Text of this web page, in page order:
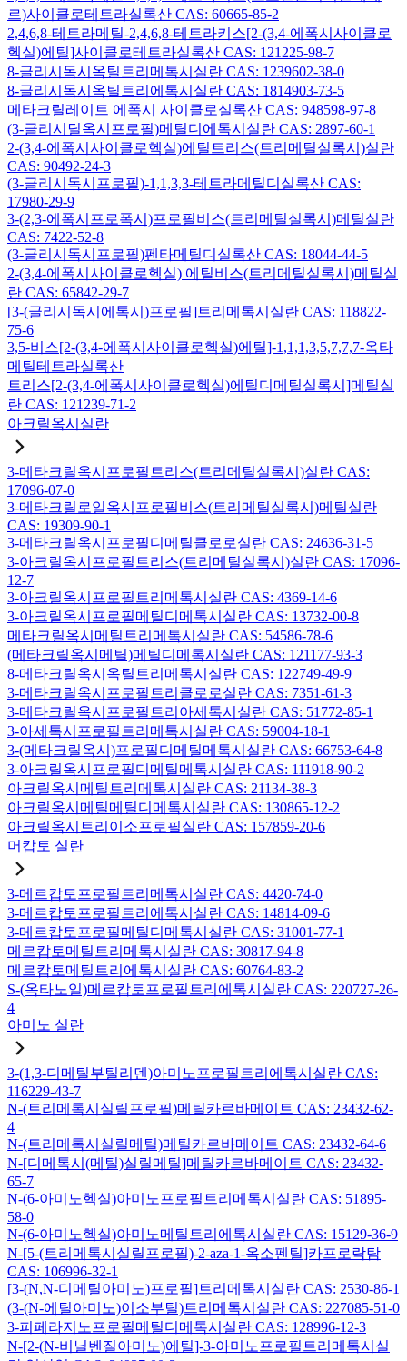
르)사이클로테트라실록산 CAS: 60665-85-2
2,4,6,8-테트라메틸-2,4,6,8-테트라키스[2-(3,4-에폭시사이클로
헥실)에틸]사이클로테트라실록산 CAS: 121225-98-7
8-글리시독시옥틸트리메톡시실란 CAS: 1239602-38-0
8-글리시독시옥틸트리에톡시실란 CAS: 1814903-73-5
메타크릴레이트 에폭시 사이클로실록산 CAS: 948598-97-8
(3-글리시딜옥시프로필)메틸디에톡시실란 CAS: 2897-60-1
2-(3,4-에폭시사이클로헥실)에틸트리스(트리메틸실록시)실란
CAS: 90492-24-3
(3-글리시독시프로필)-1,1,3,3-테트라메틸디실록산 CAS:
17980-29-9
3-(2,3-에폭시프로폭시)프로필비스(트리메틸실록시)메틸실란
CAS: 7422-52-8
(3-글리시독시프로필)펜타메틸디실록산 CAS: 18044-44-5
2-(3,4-에폭시사이클로헥실) 에틸비스(트리메틸실록시)메틸실
란 CAS: 65842-29-7
[3-(글리시독시에톡시)프로필]트리메톡시실란 CAS: 118822-
75-6
3,5-비스[2-(3,4-에폭시사이클로헥실)에틸]-1,1,1,3,5,7,7,7-옥타
메틸테트라실록산
트리스[2-(3,4-에폭시사이클로헥실)에틸디메틸실록시]메틸실
란 CAS: 121239-71-2
아크릴옥시실란
3-메타크릴옥시프로필트리스(트리메틸실록시)실란 CAS:
17096-07-0
3-메타크릴로일옥시프로필비스(트리메틸실록시)메틸실란
CAS: 19309-90-1
3-메타크릴옥시프로필디메틸클로로실란 CAS: 24636-31-5
3-아크릴옥시프로필트리스(트리메틸실록시)실란 CAS: 17096-
12-7
3-아크릴옥시프로필트리메톡시실란 CAS: 4369-14-6
3-아크릴옥시프로필메틸디메톡시실란 CAS: 13732-00-8
메타크릴옥시메틸트리메톡시실란 CAS: 54586-78-6
(메타크릴옥시메틸)메틸디메톡시실란 CAS: 121177-93-3
8-메타크릴옥시옥틸트리메톡시실란 CAS: 122749-49-9
3-메타크릴옥시프로필트리클로로실란 CAS: 7351-61-3
3-메타크릴옥시프로필트리아세톡시실란 CAS: 51772-85-1
3-아세톡시프로필트리메톡시실란 CAS: 59004-18-1
3-(메타크릴옥시)프로필디메틸메톡시실란 CAS: 66753-64-8
3-아크릴옥시프로필디메틸메톡시실란 CAS: 111918-90-2
아크릴옥시메틸트리메톡시실란 CAS: 21134-38-3
아크릴옥시메틸메틸디메톡시실란 CAS: 130865-12-2
아크릴옥시트리이소프로필실란 CAS: 157859-20-6
머캅토 실란
3-메르캅토프로필트리메톡시실란 CAS: 4420-74-0
3-메르캅토프로필트리에톡시실란 CAS: 14814-09-6
3-메르캅토프로필메틸디메톡시실란 CAS: 31001-77-1
메르캅토메틸트리메톡시실란 CAS: 30817-94-8
메르캅토메틸트리에톡시실란 CAS: 60764-83-2
S-(옥타노일)메르캅토프로필트리에톡시실란 CAS: 220727-26-
4
아미노 실란
3-(1,3-디메틸부틸리덴)아미노프로필트리에톡시실란 CAS:
116229-43-7
N-(트리메톡시실릴프로필)메틸카르바메이트 CAS: 23432-62-
4
N-(트리메톡시실릴메틸)메틸카르바메이트 CAS: 23432-64-6
N-[디메톡시(메틸)실릴메틸]메틸카르바메이트 CAS: 23432-
65-7
N-(6-아미노헥실)아미노프로필트리메톡시실란 CAS: 51895-
58-0
N-(6-아미노헥실)아미노메틸트리에톡시실란 CAS: 15129-36-9
N-[5-(트리메톡시실릴프로필)-2-aza-1-옥소펜틸]카프로락탐
CAS: 106996-32-1
[3-(N,N-디메틸아미노)프로필]트리메톡시실란 CAS: 2530-86-1
(3-(N-에틸아미노)이소부틸)트리메톡시실란 CAS: 227085-51-0
3-피페라지노프로필메틸디메톡시실란 CAS: 128996-12-3
N-[2-(N-비닐벤질아미노)에틸]-3-아미노프로필트리메톡시실